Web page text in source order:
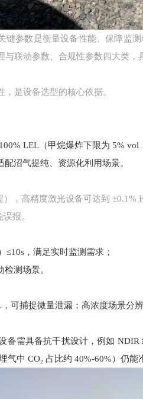
键参数是衡量设备性能、保障监
联动参数、合规性参数四大类，
是设备选型的核心依据。
LEL（甲烷爆炸下限为 5% vol
配沼气提纯、资源化利用场景。
，高精度激光设备可达到 ±0.1%
报。
≤10s，满足实时监测需求；
测场景。
可捕捉微量泄漏；高浓度场景分
备需具备抗干扰设计，例如
中 CO₂ 占比约 40%-60%）仍能